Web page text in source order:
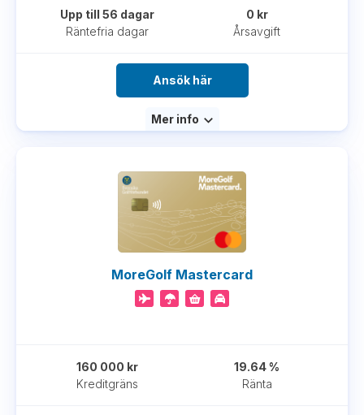
Räntefria dagar
Upp till 56 dagar
Årsavgift
0 kr
Ansök här
Mer info
MoreGolf Mastercard
Kreditgräns
160 000 kr
Ränta
19.64 %